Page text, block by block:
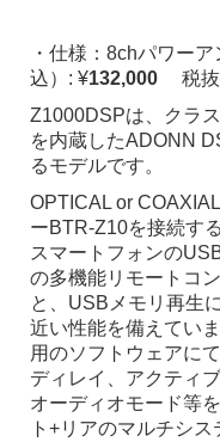
・仕様：8chパワー
込）: ¥132,000 税抜
Z1000DSPは、クラ
を内蔵したADONN
るモデルです。
OPTICAL or
ーBTR-Z10を接続す
スマートフォンの
の多機能リモートコ
と、USBメモリ再生
近い性能を備えてい
用のソフトウェアに
ディレイ、アクティ
オーディオモード等
ト+リアのマルチシ